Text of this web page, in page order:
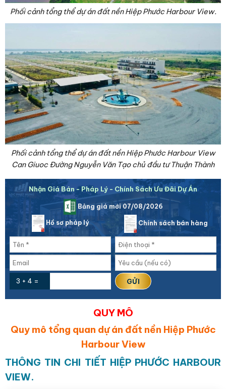
Phối cảnh tổng thể dự án đất nền Hiệp Phước Harbour View.
Phối cảnh tổng thể dự án đất nền Hiệp Phước Harbour View
Can Giuoc Đường Nguyễn Văn Tạo chủ đầu tư Thuận Thành
Nhận Giá Bán - Pháp Lý - Chính Sách Ưu Đãi Dự Án
Bảng giá mới 07/08/2026
Hồ sơ pháp lý Chính sách bán hàng
3 + 4 =
QUY MÔ
Quy mô tổng quan dự án đất nền Hiệp Phước
Harbour View
THÔNG TIN CHI TIẾT HIỆP PHƯỚC HARBOUR
VIEW.